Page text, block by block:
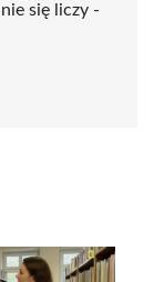
się liczy -